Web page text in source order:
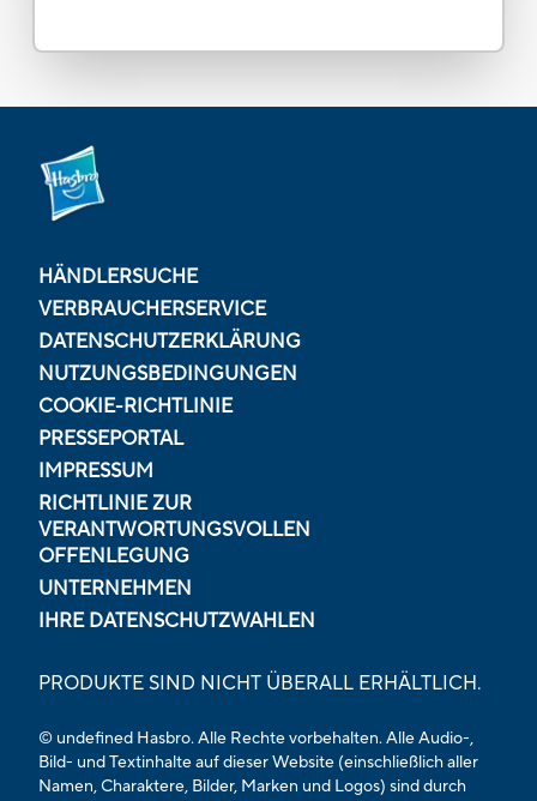
HÄNDLERSUCHE
VERBRAUCHERSERVICE
DATENSCHUTZERKLÄRUNG
NUTZUNGSBEDINGUNGEN
COOKIE-RICHTLINIE
PRESSEPORTAL
IMPRESSUM
RICHTLINIE ZUR
VERANTWORTUNGSVOLLEN
OFFENLEGUNG
UNTERNEHMEN
IHRE DATENSCHUTZWAHLEN
PRODUKTE SIND NICHT ÜBERALL ERHÄLTLICH.
© undefined Hasbro. Alle Rechte vorbehalten. Alle Audio-,
Bild- und Textinhalte auf dieser Website (einschließlich aller
Namen, Charaktere, Bilder, Marken und Logos) sind durch